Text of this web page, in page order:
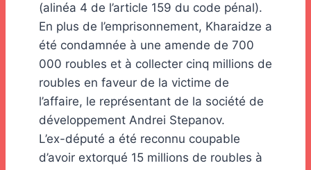
(alinéa 4 de l’article 159 du code pénal).
En plus de l’emprisonnement, Kharaidze a
été condamnée à une amende de 700
000 roubles et à collecter cinq millions de
roubles en faveur de la victime de
l’affaire, le représentant de la société de
développement Andrei Stepanov.
L’ex-député a été reconnu coupable
d’avoir extorqué 15 millions de roubles à